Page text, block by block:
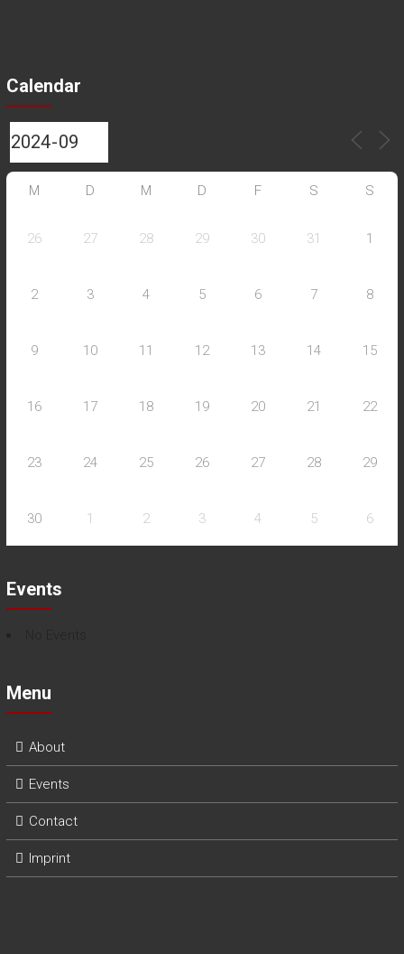
Calendar
M D M D F S S
26 27 28 29 30 31 1
2 3 4 5 6 7 8
9 10 11 12 13 14 15
16 17 18 19 20 21 22
23 24 25 26 27 28 29
30 1 2 3 4 5 6
Events
Menu
About
Events
Contact
Imprint